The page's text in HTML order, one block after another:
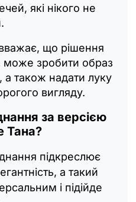
які нікого не
що рішення
може зробити образ
а також надати луку
вигляду.
за версією
Тана?
підкреслює
а такий
і підійде